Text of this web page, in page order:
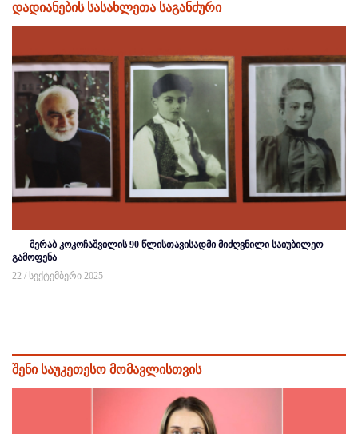
დადიანების სასახლეთა საგანძური
მერაბ კოკოჩაშვილის 90 წლისთავისადმი მიძღვნილი საიუბილეო
გამოფენა
22 / სექტემბერი 2025
შენი საუკეთესო მომავლისთვის